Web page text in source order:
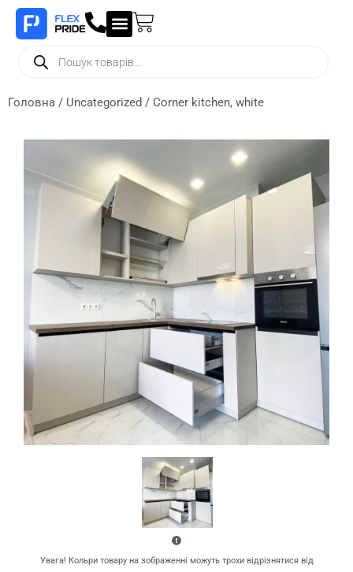
Головна / Uncategorized / Corner kitchen, white
Увага! Кольри товару на зображенні можуть трохи відрізнятися від